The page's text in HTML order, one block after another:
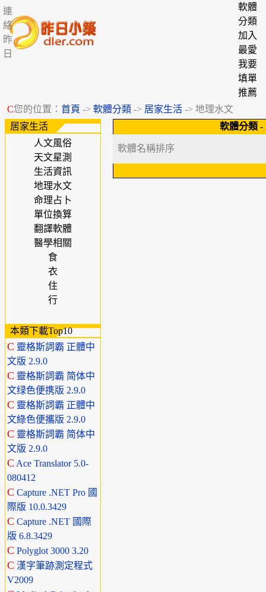
連
絡
昨
日
軟體
分類
加入
最愛
我要
填單
推薦
C您的位置： 首頁 -> 軟體分類 -> 居家生活 -> 地理水文
居家生活
人文風俗
天文星測
生活資訊
地理水文
命理占卜
單位換算
翻譯軟體
醫學相關
食
衣
住
行
本類下載Top10
C 靈格斯詞霸 正體中
文版 2.9.0
C 靈格斯詞霸 简体中
文绿色便携版 2.9.0
C 靈格斯詞霸 正體中
文綠色便攜版 2.9.0
C 靈格斯詞霸 简体中
文版 2.9.0
C Ace Translator 5.0-
080412
C Capture .NET Pro 國
際版 10.0.3429
C Capture .NET 國際
版 6.8.3429
C Polyglot 3000 3.20
C 漢字筆跡測定程式
V2009
軟體分類 -
軟體名稱排序